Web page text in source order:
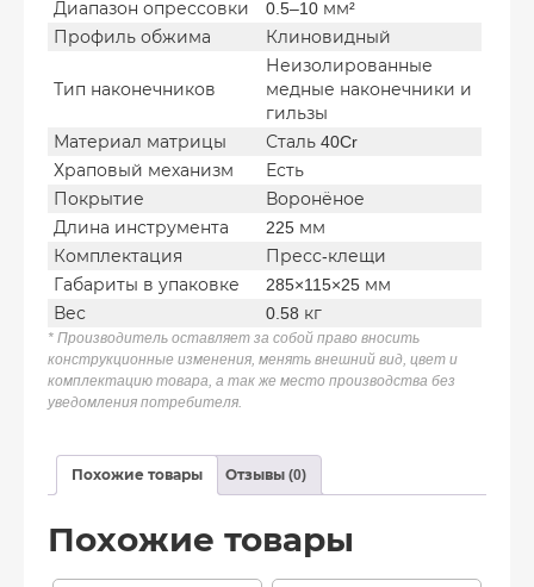
Диапазон опрессовки
0.5–10 мм²
Профиль обжима
Клиновидный
Тип наконечников
Неизолированные
медные наконечники и
гильзы
Материал матрицы
Сталь 40Cr
Храповый механизм
Есть
Покрытие
Воронёное
Длина инструмента
225 мм
Комплектация
Пресс-клещи
Габариты в упаковке
285×115×25 мм
Вес
0.58 кг
* Производитель оставляет за собой право вносить
конструкционные изменения, менять внешний вид, цвет и
комплектацию товара, а так же место производства без
уведомления потребителя.
Похожие товары Отзывы (0)
Похожие товары